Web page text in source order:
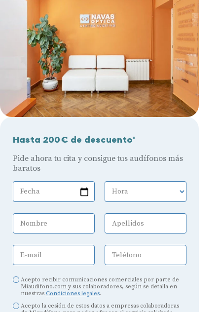
Hasta 200€ de descuento*
Pide ahora tu cita y consigue tus audífonos más
baratos
Fecha Hora
Nombre Apellidos
E-mail Teléfono
Acepto recibir comunicaciones comerciales por parte de
Miaudifono.com y sus colaboradores, según se detalla en
nuestras Condiciones legales.
Acepto la cesión de estos datos a empresas colaboradoras